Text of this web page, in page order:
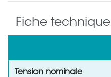
Fiche technique
Tension nominale